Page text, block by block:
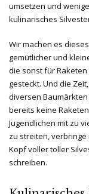
umsetzen und
kulinarisches
Wir machen es
gemütlicher und
die sonst für
gesteckt. Und die
diversen Baumärkten
bereits keine
Jugendlichen mit zu
zu streiten, verbringe
Kopf voller toller
schreiben.